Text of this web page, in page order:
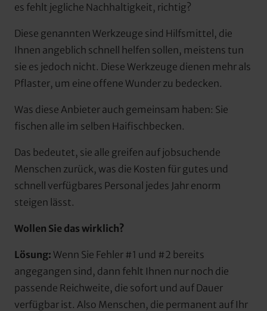
es fehlt jegliche Nachhaltigkeit, richtig?
Diese genannten Werkzeuge sind Hilfsmittel, die
Ihnen angeblich schnell helfen sollen, meistens tun
sie es jedoch nicht. Diese Werkzeuge dienen mehr als
Pflaster, um eine offene Wunder zu bedecken.
Was diese Anbieter auch gemeinsam haben: Sie
fischen alle im selben Haifischbecken.
Das bedeutet, sie alle greifen auf jobsuchende
Menschen zurück, was die Kosten für gutes und
schnell verfügbares Personal jedes Jahr enorm
steigen lässt.
Wollen Sie das wirklich?
Lösung: Wenn Sie Fehler #1 und #2 bereits
angegangen sind, dann fehlt Ihnen nur noch die
passende Reichweite, die sofort und auf Dauer
verfügbar ist. Also Menschen, die permanent auf Ihr